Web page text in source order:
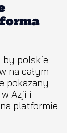
by polskie
na całym
pokazany
w Azji i
platformie